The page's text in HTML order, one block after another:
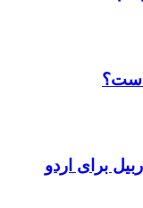
است؟
برای اردو